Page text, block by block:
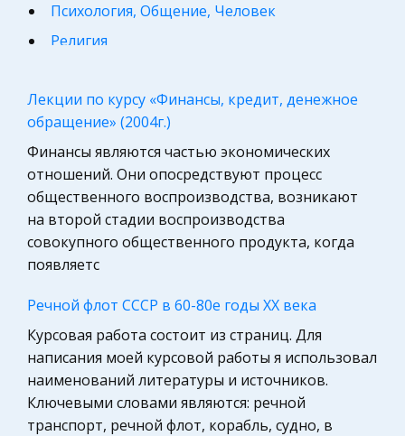
Психология, Общение, Человек
Религия
Конституционное (государственное) право
России
Астрономия, Авиация, Космонавтика
Программирование, Базы данных
Микроэкономика, экономика предприятия,
предпринимательство
География, Экономическая география
Международное право
Компьютеры, Программирование
Педагогика
Маркетинг, товароведение, реклама
Право
Лекции по курсу «Финансы, кредит, денежное
обращение» (2004г.)
Финансы являются частью экономических
отношений. Они опосредствуют процесс
общественного воспроизводства, возникают
на второй стадии воспроизводства
совокупного общественного продукта, когда
появляетс
Речной флот СССР в 60-80е годы ХХ века
Курсовая работа состоит из страниц. Для
написания моей курсовой работы я использовал
наименований литературы и источников.
Ключевыми словами являются: речной
транспорт, речной флот, корабль, судно, в